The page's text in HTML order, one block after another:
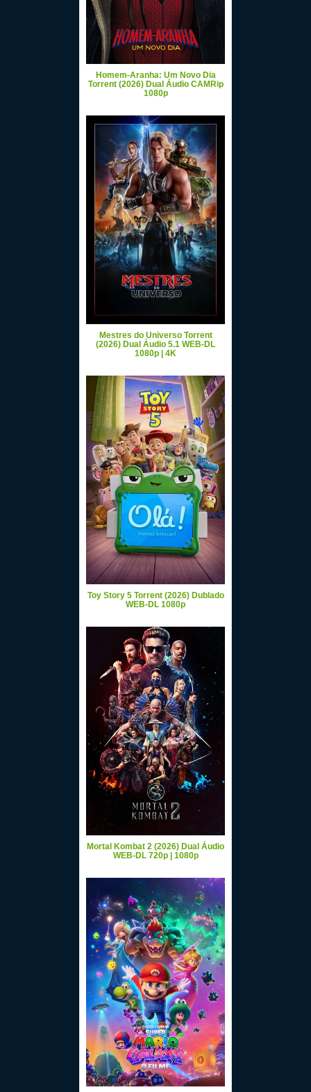
Homem-Aranha: Um Novo Dia
Torrent (2026) Dual Áudio CAMRip
1080p
Mestres do Universo Torrent
(2026) Dual Áudio 5.1 WEB-DL
1080p | 4K
Toy Story 5 Torrent (2026) Dublado
WEB-DL 1080p
Mortal Kombat 2 (2026) Dual Áudio
WEB-DL 720p | 1080p